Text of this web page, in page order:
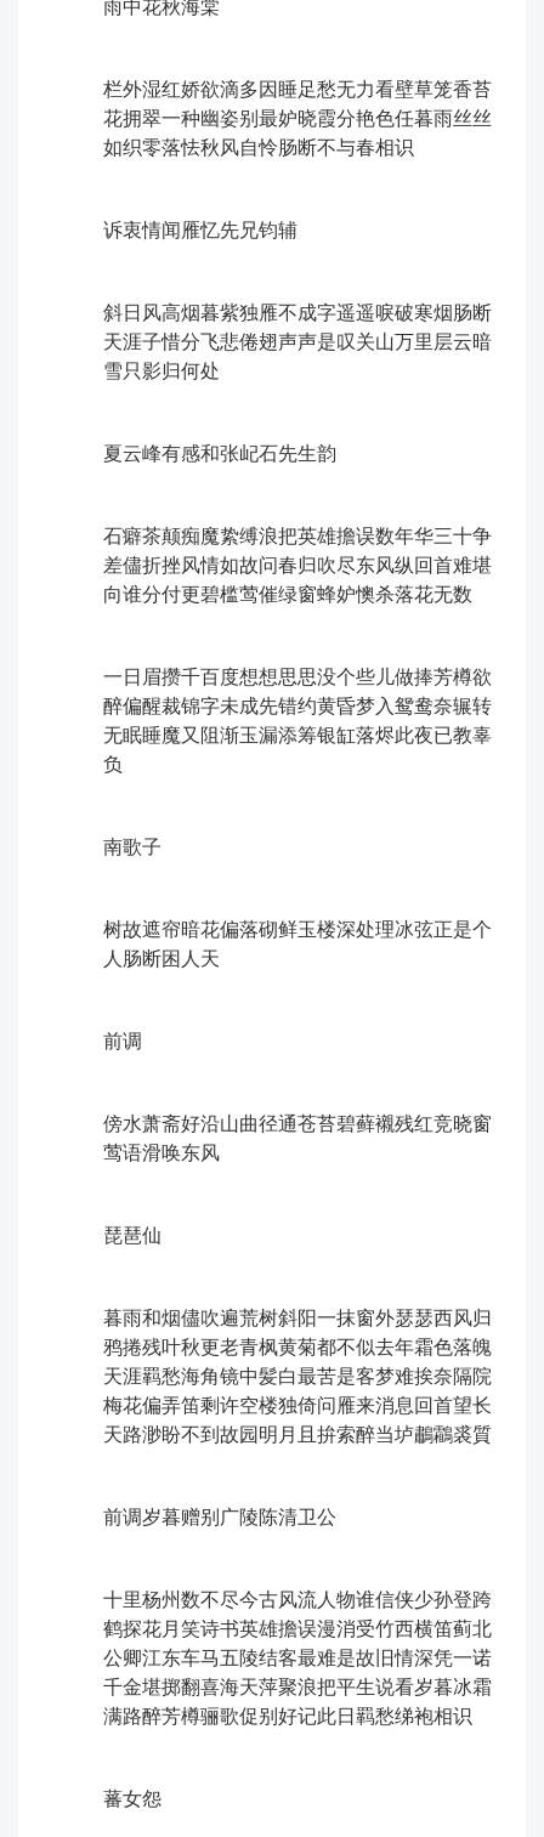
雨中花ㅤ秋海棠
栏外湿红娇欲滴多因睡足愁无力看壁草笼香苔
花拥翠一种幽姿别ㅤ最妒晓霞分艳色任暮雨丝丝
如织零落怯秋风自怜肠断不与春相识
诉衷情ㅤ闻雁忆先兄钧辅
斜日风高烟暮紫独雁不成字遥遥唳破寒烟肠断
天涯子ㅤ惜分飞悲倦翅声声是叹关山万里层云暗
雪只影归何处
夏云峰ㅤ有感和张屺石先生韵
石癖茶颠痴魔絷缚浪把英雄擔误数年华三十争
差儘折挫风情如故问春归吹尽东风纵回首难堪
向谁分付更碧槛莺催绿窗蜂妒懊杀落花无数
一日眉攒千百度想想思思没个些儿做捧芳樽欲
醉偏醒裁锦字未成先错约黄昏梦入鸳鸯奈辗转
无眠睡魔又阻渐玉漏添筹银缸落烬此夜已教辜
负
南歌子
树故遮帘暗花偏落砌鲜玉楼深处理冰弦正是个
人肠断困人天
前调
傍水萧斋好沿山曲径通苍苔碧藓襯残红竞晓窗
莺语滑唤东风
琵琶仙
暮雨和烟儘吹遍荒树斜阳一抹窗外瑟瑟西风归
鸦捲残叶秋更老青枫黄菊都不似去年霜色落魄
天涯羁愁海角镜中髪白ㅤ最苦是客梦难挨奈隔院
梅花偏弄笛剩许空楼独倚问雁来消息回首望长
天路渺盼不到故园明月且拚索醉当垆鷫鸘裘質
前调ㅤ岁暮赠别广陵陈清卫公
十里杨州数不尽今古风流人物谁信侠少孙登跨
鹤探花月笑诗书英雄擔误漫消受竹西横笛蓟北
公卿江东车马五陵结客ㅤ最难是故旧情深凭一诺
千金堪掷翻喜海天萍聚浪把平生说看岁暮冰霜
满路醉芳樽骊歌促别好记此日羁愁绨袍相识
蕃女怨